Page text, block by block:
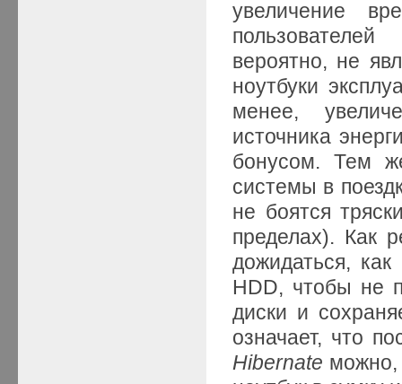
увеличение
вероятно, не
ноутбуки
менее,
источника
бонусом. Тем
системы в
не боятся
пределах). Как
дожидаться,
HDD, чтобы не
диски и
означает, что
Hibernate можно,